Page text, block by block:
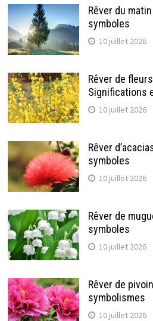
Rêver du
symboles
10 juillet 2026
Rêver de
Significations
10 juillet 2026
Rêver
symboles
10 juillet 2026
Rêver de
symboles
10 juillet 2026
Rêver de
symbolismes
10 juillet 2026